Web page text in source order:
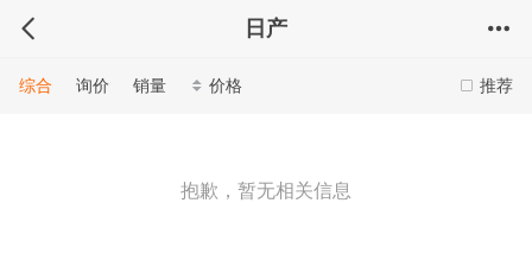
日产
推荐
综合 询价 销量 价格
抱歉，暂无相关信息